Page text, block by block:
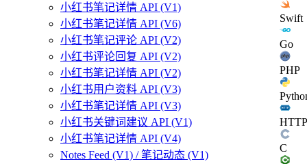
小红书笔记详情 API (V1)
小红书笔记详情 API (V6)
小红书笔记评论 API (V2)
小红书评论回复 API (V2)
小红书笔记详情 API (V2)
小红书用户资料 API (V3)
小红书笔记详情 API (V3)
小红书关键词建议 API (V1)
小红书笔记详情 API (V4)
Notes Feed (V1) / 笔记动态 (V1)
Swift
Go
PHP
HTTP
C